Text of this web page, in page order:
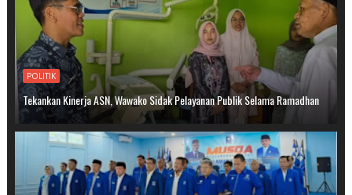
POLITIK
Tekankan Kinerja ASN, Wawako Sidak Pelayanan Publik Selama Ramadhan